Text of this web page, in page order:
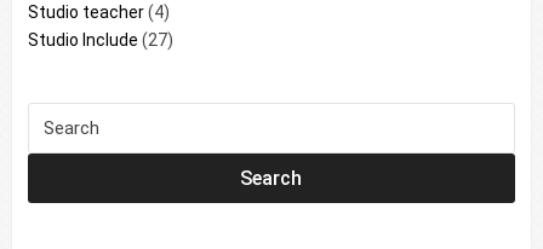
Studio teacher(4)
Studio Include (27)